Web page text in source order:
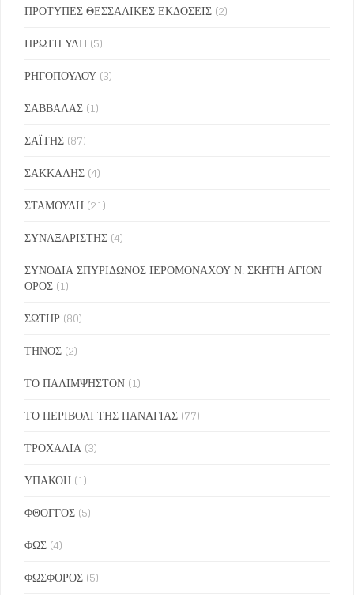
ΠΡΟΤΥΠΕΣ ΘΕΣΣΑΛΙΚΕΣ ΕΚΔΟΣΕΙΣ (2)
ΠΡΩΤΗ ΥΛΗ (5)
ΡΗΓΟΠΟΥΛΟΥ (3)
ΣΑΒΒΑΛΑΣ (1)
ΣΑΪΤΗΣ (87)
ΣΑΚΚΑΛΗΣ (4)
ΣΤΑΜΟΥΛΗ (21)
ΣΥΝΑΞΑΡΙΣΤΗΣ (4)
ΣΥΝΟΔΙΑ ΣΠΥΡΙΔΩΝΟΣ ΙΕΡΟΜΟΝΑΧΟΥ Ν. ΣΚΗΤΗ ΑΓΙΟΝ
ΟΡΟΣ (1)
ΣΩΤΗΡ (80)
ΤΗΝΟΣ (2)
ΤΟ ΠΑΛΙΜΨΗΣΤΟΝ (1)
ΤΟ ΠΕΡΙΒΟΛΙ ΤΗΣ ΠΑΝΑΓΙΑΣ (77)
ΤΡΟΧΑΛΙΑ (3)
ΥΠΑΚΟΗ (1)
ΦΘΟΓΓΟΣ (5)
ΦΩΣ (4)
ΦΩΣΦΟΡΟΣ (5)